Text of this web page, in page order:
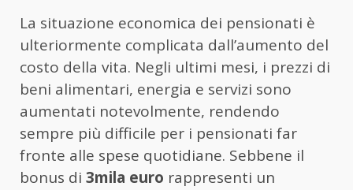
La situazione economica dei pensionati è
ulteriormente complicata dall’aumento del
costo della vita. Negli ultimi mesi, i prezzi di
beni alimentari, energia e servizi sono
aumentati notevolmente, rendendo
sempre più difficile per i pensionati far
fronte alle spese quotidiane. Sebbene il
bonus di 3mila euro rappresenti un